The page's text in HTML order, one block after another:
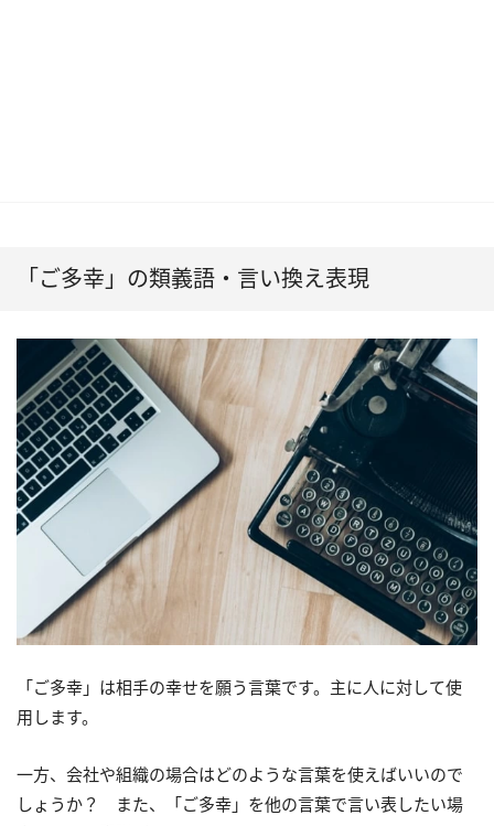
「ご多幸」の類義語・言い換え表現
「ご多幸」は相手の幸せを願う言葉です。主に人に対して使
用します。
一方、会社や組織の場合はどのような言葉を使えばいいので
しょうか？ また、「ご多幸」を他の言葉で言い表したい場